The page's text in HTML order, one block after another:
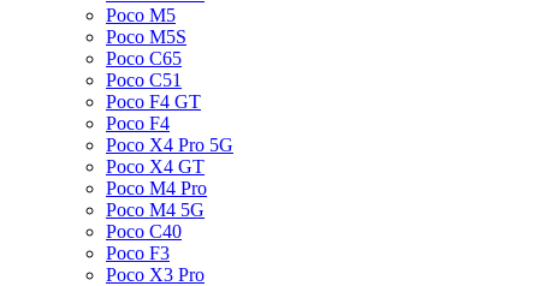
Poco M5
Poco M5S
Poco C65
Poco C51
Poco F4 GT
Poco F4
Poco X4 Pro 5G
Poco X4 GT
Poco M4 Pro
Poco M4 5G
Poco C40
Poco F3
Poco X3 Pro